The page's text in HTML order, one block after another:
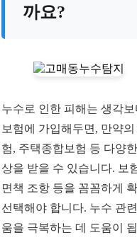
까요?
누수로 인한 피해는 생각
보험에 가입해두면, 만약
험, 주택종합보험 등 다양
상을 받을 수 있습니다. 보
면책 조항 등을 꼼꼼하게
선택해야 합니다. 누수 관
움을 극복하는 데 도움이